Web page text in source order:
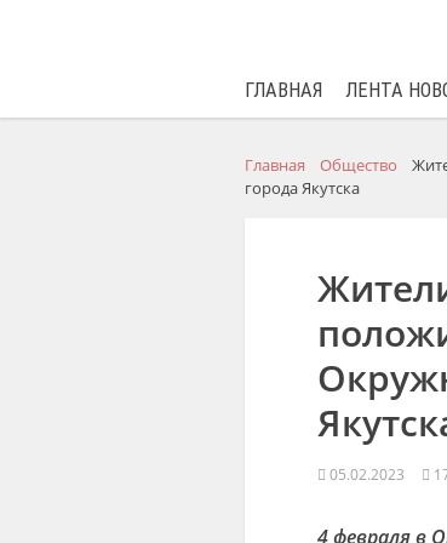
ГЛАВНАЯ ЛЕНТА
Главная Общество
города Якутска
05.02.2023
4 февраля в